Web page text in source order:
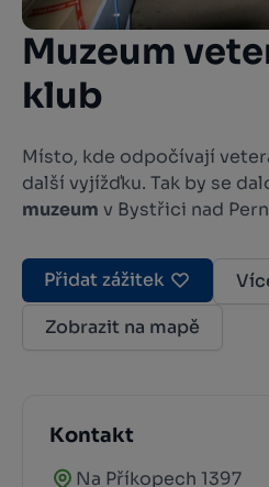
Muzeum
klub
Místo, kde odpočívají
další vyjížďku. Tak by se
muzeum v Bystřici nad
Přidat zážitek
Zobrazit na mapě
Kontakt
Na Příkopech 1397